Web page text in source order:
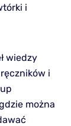
i
wiedzy
i
można